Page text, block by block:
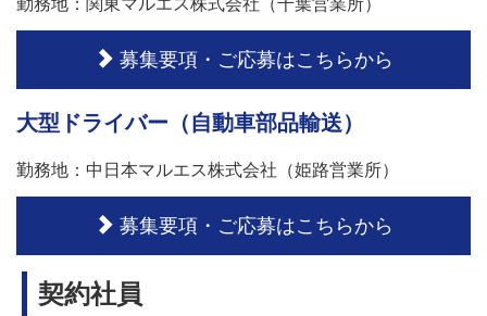
募集要項・ご応募はこちらから
大型ドライバー（自動車部品輸送）
勤務地：中日本マルエス株式会社（姫路営業所）
募集要項・ご応募はこちらから
契約社員